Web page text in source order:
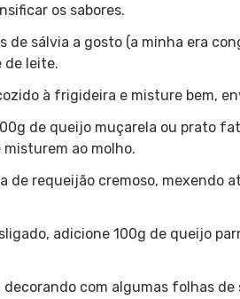
os sabores.
de sálvia a gosto (a minha era
de leite.
à frigideira e misture bem,
de queijo muçarela ou prato
ao molho.
de requeijão cremoso, mexendo
adicione 100g de queijo
decorando com algumas folhas